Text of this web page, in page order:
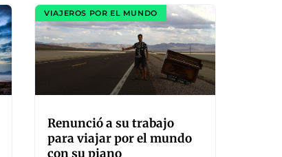
VIAJEROS POR EL MUNDO
Renunció a su trabajo
para viajar por el mundo
con su piano